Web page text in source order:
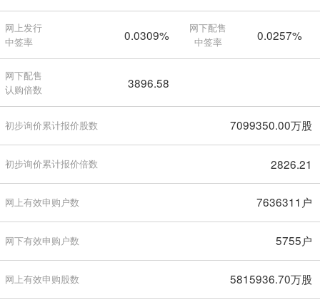
网上发行
中签率
0.0309%
网下配售
中签率
0.0257%
网下配售
认购倍数
3896.58
初步询价累计报价股数 7099350.00万股
初步询价累计报价倍数 2826.21
网上有效申购户数 7636311户
网下有效申购户数 5755户
网上有效申购股数 5815936.70万股